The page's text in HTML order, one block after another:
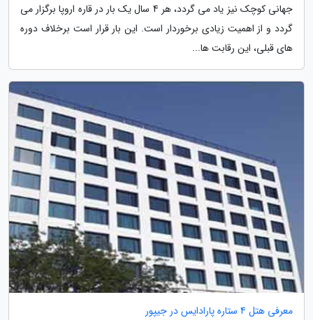
جهانی کوچک نیز یاد می گردد، هر 4 سال یک بار در قاره اروپا برگزار می
گردد و از اهمیت زیادی برخوردار است. این بار قرار است برخلاف دوره
های قبلی، این رقابت ها...
معرفی هتل 4 ستاره پارادایس در جیپور